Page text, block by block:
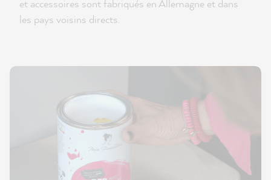
et accessoires sont fabriqués en Allemagne et dans
les pays voisins directs.